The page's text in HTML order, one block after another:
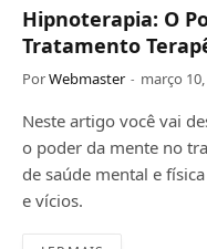
Hipnoterapia: O
Tratamento
PorWebmaster março
Neste artigo você vai
o poder da mente no
de saúde mental e
e vícios.